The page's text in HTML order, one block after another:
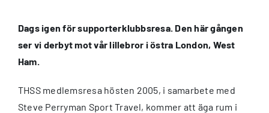
Dags igen för supporterklubbsresa. Den här gången
ser vi derbyt mot vår lillebror i östra London, West
Ham.
THSS medlemsresa hösten 2005, i samarbete med
Steve Perryman Sport Travel, kommer att äga rum i